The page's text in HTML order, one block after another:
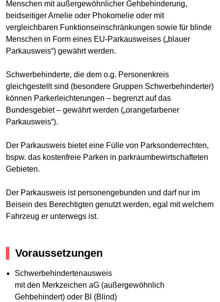
Menschen mit außergewöhnlicher Gehbehinderung,
beidseitiger Amelie oder Phokomelie oder mit
vergleichbaren Funktionseinschränkungen sowie für blinde
Menschen in Form eines EU-Parkausweises („blauer
Parkausweis“) gewährt werden.
Schwerbehinderte, die dem o.g. Personenkreis
gleichgestellt sind (besondere Gruppen Schwerbehinderter)
können Parkerleichterungen – begrenzt auf das
Bundesgebiet – gewährt werden („orangefarbener
Parkausweis“).
Der Parkausweis bietet eine Fülle von Parksonderrechten,
bspw. das kostenfreie Parken in parkraumbewirtschafteten
Gebieten.
Der Parkausweis ist personengebunden und darf nur im
Beisein des Berechtigten genutzt werden, egal mit welchem
Fahrzeug er unterwegs ist.
Voraussetzungen
Schwerbehindertenausweis
mit den Merkzeichen aG (außergewöhnlich
Gehbehindert) oder Bl (Blind)